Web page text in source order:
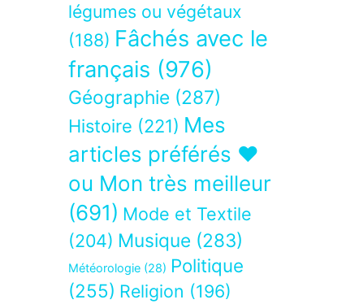
légumes ou végétaux
(188) Fâchés avec le
français (976)
Géographie (287)
Histoire (221) Mes
articles préférés ❤
ou Mon très meilleur
(691) Mode et Textile
(204) Musique (283)
Météorologie (28) Politique
(255) Religion (196)